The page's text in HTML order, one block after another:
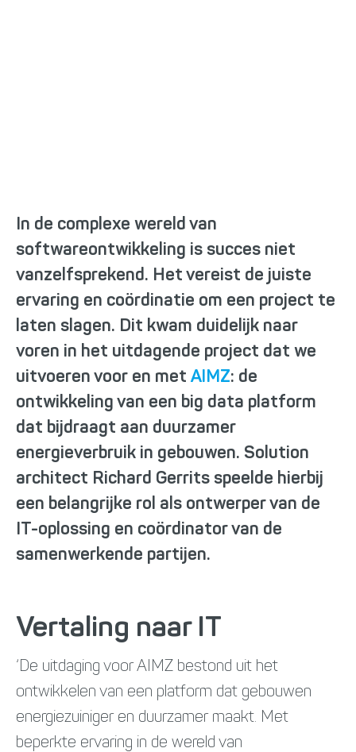
In de complexe wereld van
softwareontwikkeling is succes niet
vanzelfsprekend. Het vereist de juiste
ervaring en coördinatie om een project te
laten slagen. Dit kwam duidelijk naar
voren in het uitdagende project dat we
uitvoeren voor en met AIMZ: de
ontwikkeling van een big data platform
dat bijdraagt aan duurzamer
energieverbruik in gebouwen. Solution
architect Richard Gerrits speelde hierbij
een belangrijke rol als ontwerper van de
IT-oplossing en coördinator van de
samenwerkende partijen.
Vertaling naar IT
‘De uitdaging voor AIMZ bestond uit het
ontwikkelen van een platform dat gebouwen
energiezuiniger en duurzamer maakt. Met
beperkte ervaring in de wereld van